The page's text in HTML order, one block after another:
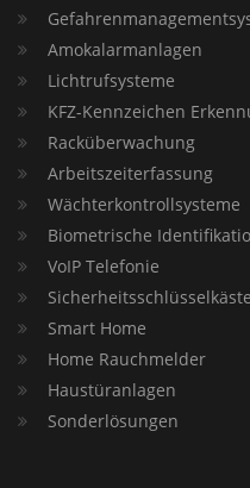
Amokalarmanlagen
Lichtrufsysteme
KFZ-Kennzeichen
Racküberwachung
Arbeitszeiterfassung
Wächterkontrollsysteme
Biometrische
VoIP Telefonie
Smart Home
Home Rauchmelder
Haustüranlagen
Sonderlösungen